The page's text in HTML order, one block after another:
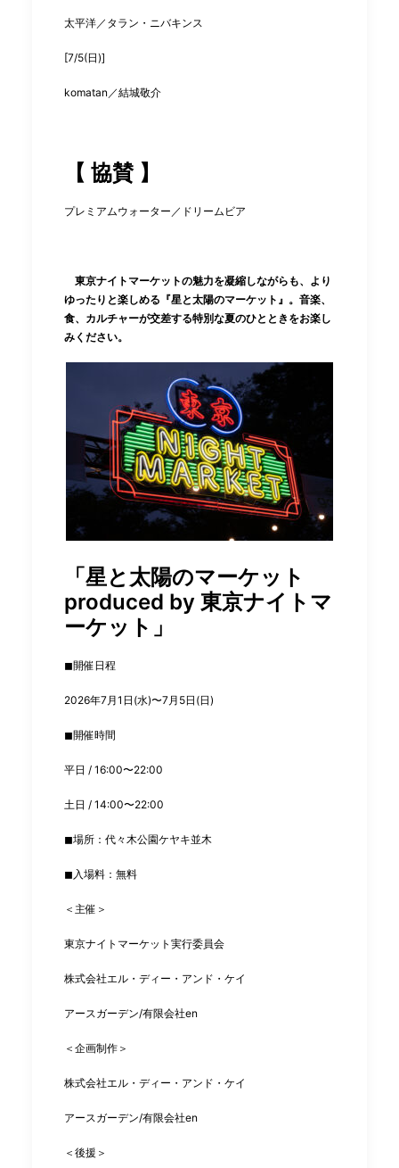
太平洋／タラン・ニバキンス
[7/5(日)]
komatan／結城敬介
【 協賛 】
プレミアムウォーター／ドリームビア
東京ナイトマーケットの魅力を凝縮しながらも、より
ゆったりと楽しめる『星と太陽のマーケット』。音楽、
食、カルチャーが交差する特別な夏のひとときをお楽し
みください。
「星と太陽のマーケット
produced by 東京ナイトマ
ーケット」
◼︎開催日程
2026年7月1日(水)〜7月5日(日)
◼︎開催時間
平日 / 16:00〜22:00
土日 / 14:00〜22:00
◼︎場所：代々木公園ケヤキ並木
◼︎入場料：無料
＜主催＞
東京ナイトマーケット実行委員会
株式会社エル・ディー・アンド・ケイ
アースガーデン/有限会社en
＜企画制作＞
株式会社エル・ディー・アンド・ケイ
アースガーデン/有限会社en
＜後援＞